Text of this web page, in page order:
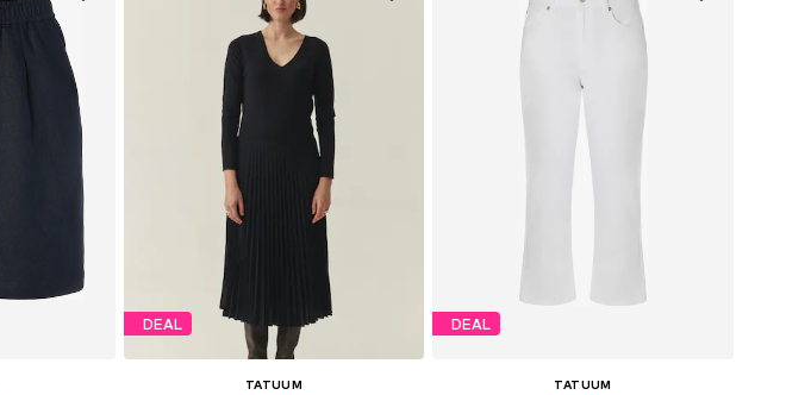
DEAL
TATUUM
DEAL
TATUUM